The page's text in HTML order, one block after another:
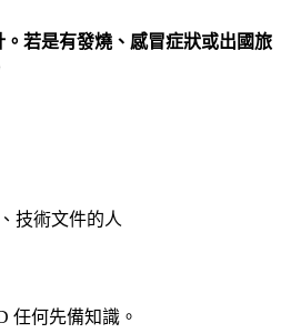
若是有發燒、感冒症狀或出國旅
技術文件的人
任何先備知識。